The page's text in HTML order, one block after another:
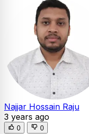
Najjar Hossain Raju
3 years ago
0 0